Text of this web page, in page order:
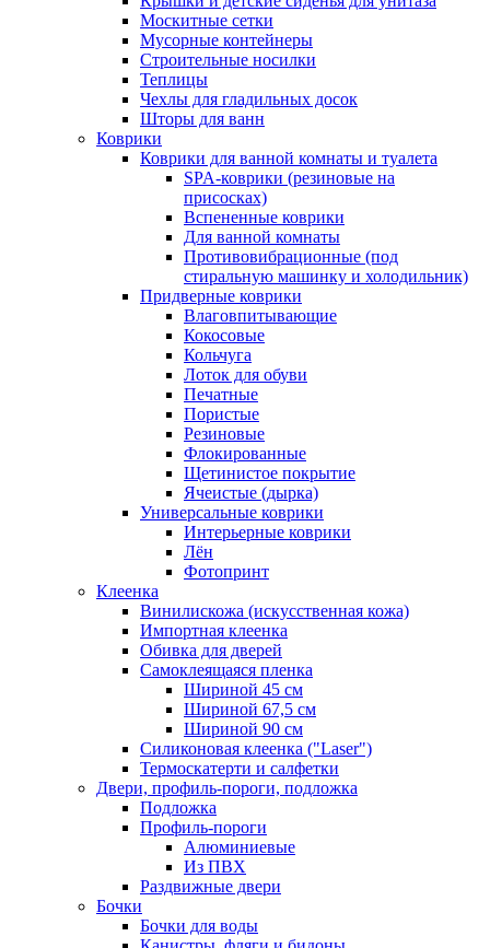
Москитные сетки
Мусорные контейнеры
Строительные носилки
Теплицы
Чехлы для гладильных досок
Шторы для ванн
Коврики
Коврики для ванной комнаты и туалета
SPA-коврики (резиновые на
присосках)
Вспененные коврики
Для ванной комнаты
Противовибрационные (под
стиральную машинку и холодильник)
Придверные коврики
Влаговпитывающие
Кокосовые
Кольчуга
Лоток для обуви
Печатные
Пористые
Резиновые
Флокированные
Щетинистое покрытие
Ячеистые (дырка)
Универсальные коврики
Интерьерные коврики
Лён
Фотопринт
Клеенка
Винилискожа (искусственная кожа)
Импортная клеенка
Обивка для дверей
Самоклеящаяся пленка
Шириной 45 см
Шириной 67,5 см
Шириной 90 см
Силиконовая клеенка ("Laser")
Термоскатерти и салфетки
Двери, профиль-пороги, подложка
Подложка
Профиль-пороги
Алюминиевые
Из ПВХ
Раздвижные двери
Бочки
Бочки для воды